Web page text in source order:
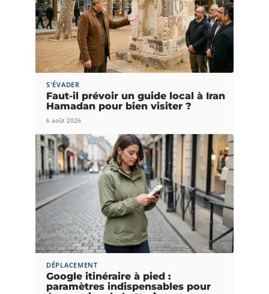
S'ÉVADER
Faut-il prévoir un guide local à Iran
Hamadan pour bien visiter ?
6 août 2026
DÉPLACEMENT
Google itinéraire à pied :
paramètres indispensables pour